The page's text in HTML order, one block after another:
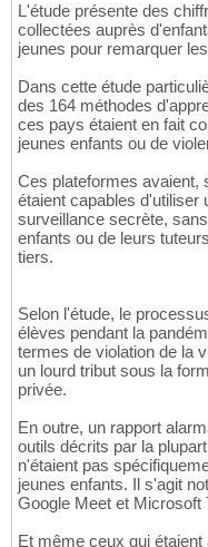
L'étude présente des
collectées auprès
jeunes pour remarquer
Dans cette étude
des 164 méthodes
ces pays étaient en fait
jeunes enfants ou de
Ces plateformes avaient,
étaient capables d'utiliser
surveillance secrète,
enfants ou de leurs
tiers.
Selon l'étude, le
élèves pendant la
termes de violation de la
un lourd tribut sous la
privée.
En outre, un rapport
outils décrits par la
n'étaient pas
jeunes enfants. Il s'agit
Google Meet et Microsoft
Et même ceux qui